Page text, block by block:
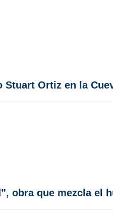
Ortiz en la
obra que mezcla el